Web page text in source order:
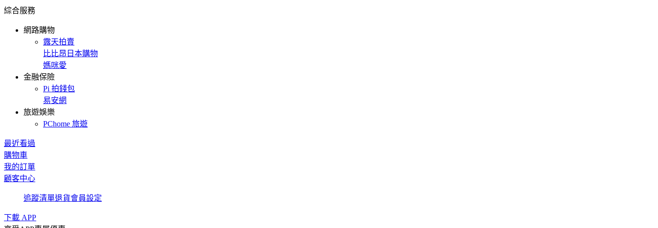
綜合服務
網路購物
露天拍賣
比比昂日本購物
媽咪愛
金融保險
Pi 拍錢包
易安網
旅遊娛樂
PChome 旅遊
最近看過
購物車
我的訂單
顧客中心
追蹤清單退貨會員設定
下載 APP